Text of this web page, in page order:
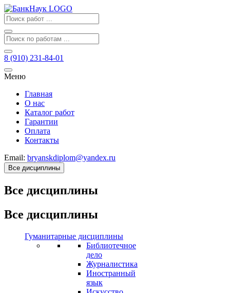
8 (910) 231-84-01
Меню
Главная
О нас
Каталог работ
Гарантии
Оплата
Контакты
Email: bryanskdiplom@yandex.ru
Все дисциплины
Все дисциплины
Все дисциплины
Гуманитарные дисциплины
Библиотечное
дело
Журналистика
Иностранный
язык